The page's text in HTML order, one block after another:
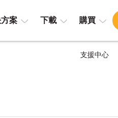
案 下載 購買
支援中心